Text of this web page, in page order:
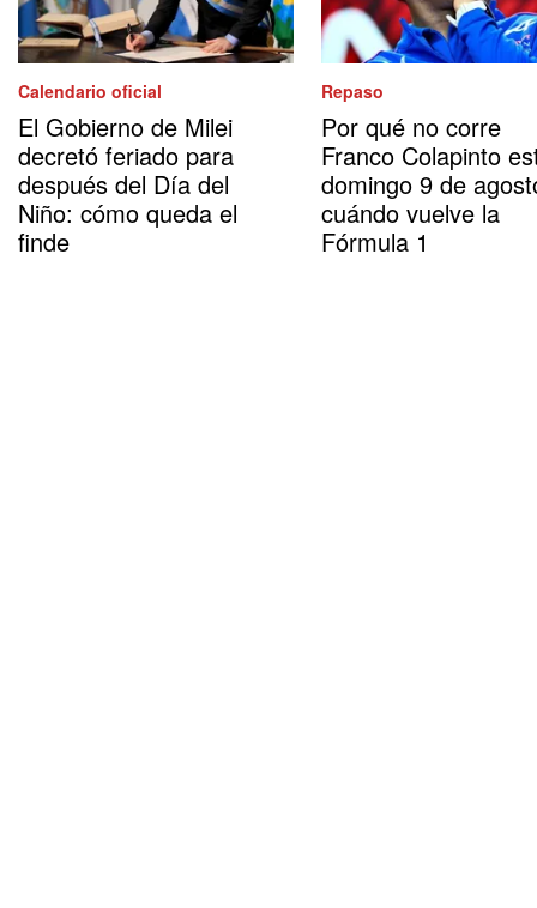
Calendario oficial
El Gobierno de Milei
decretó feriado para
después del Día del
Niño: cómo queda el
finde
Repaso
Por qué no corre
Franco Colapinto
domingo 9 de
cuándo vuelve la
Fórmula 1